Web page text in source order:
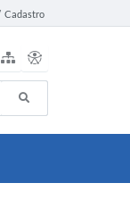
Cadastro